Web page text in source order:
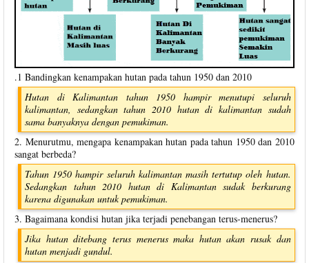
.1 Bandingkan kenampakan hutan pada tahun 1950 dan 2010
Hutan di Kalimantan tahun 1950 hampir menutupi seluruh
kalimantan, sedangkan tahun 2010 hutan di kalimantan sudah
sama banyaknya dengan pemukiman.
2. Menurutmu, mengapa kenampakan hutan pada tahun 1950 dan 2010
sangat berbeda?
Tahun 1950 hampir seluruh kalimantan masih tertutup oleh hutan.
Sedangkan tahun 2010 hutan di Kalimantan sudak berkurang
karena digunakan untuk pemukiman.
3. Bagaimana kondisi hutan jika terjadi penebangan terus-menerus?
Jika hutan ditebang terus menerus maka hutan akan rusak dan
hutan menjadi gundul.